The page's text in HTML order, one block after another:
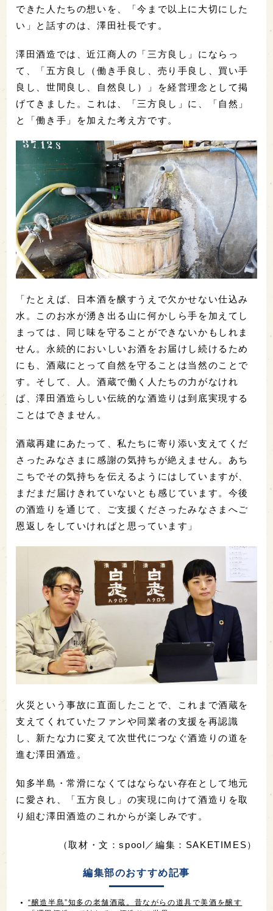
できた人たちの想いを、「今まで以上に大切にした
い」と話すのは、澤田社長です。
澤田酒造では、近江商人の「三方良し」にならっ
て、「五方良し（働き手良し、売り手良し、買い手
良し、世間良し、自然良し）」を経営理念として掲
げてきました。これは、「三方良し」に、「自然」
と「働き手」を加えた考え方です。
「たとえば、日本酒を醸すうえで欠かせない仕込み
水。このお水が湧き出る山に何かしら手を加えてし
まっては、同じ味を守ることができないかもしれま
せん。永続的においしいお酒をお届けし続けるため
にも、酒蔵にとって自然を守ることは当然のことで
す。そして、人。酒蔵で働く人たちの力がなけれ
ば、澤田酒造らしい伝統的な酒造りは到底実現する
ことはできません。
酒蔵再建にあたって、私たちに寄り添い支えてくだ
さったみなさまに感謝の気持ちが絶えません。あち
こちでその気持ちを伝えるようにはしていますが、
まだまだ届けきれていないとも感じています。今後
の酒造りを通じて、ご支援くださったみなさまへご
恩返しをしていければと思っています」
火災という事故に直面したことで、これまで酒蔵を
支えてくれていたファンや同業者の支援を再認識
し、新たな力に変えて次世代につなぐ酒造りの道を
進む澤田酒造。
知多半島・常滑になくてはならない存在として地元
に愛され、「五方良し」の実現に向けて酒造りを取
り組む澤田酒造のこれからが楽しみです。
（取材・文：spool／編集：SAKETIMES）
編集部のおすすめ記事
“醸造半島”知多の老舗酒蔵。昔ながらの道具で美酒を醸す